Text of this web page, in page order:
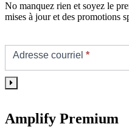
No manquez rien et soyez le
mises à jour et des promotions
Subscribe
Adresse courriel *
Amplify Premium